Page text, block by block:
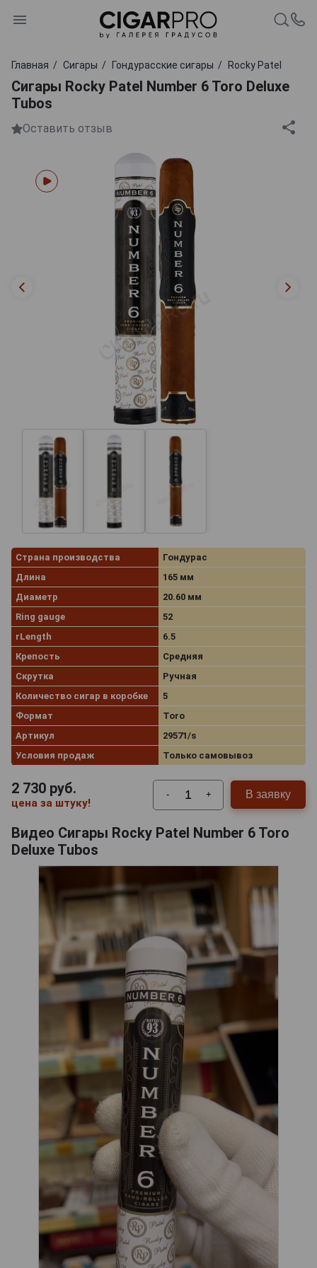
Главная Сигары Гондурасские сигары Rocky Patel
Сигары Rocky Patel Number 6 Toro Deluxe
Tubos
Оставить отзыв
Страна производства
Гондурас
Длина
165 мм
Диаметр
20.60 мм
Ring gauge
52
rLength
6.5
Крепость
Средняя
Скрутка
Ручная
Количество сигар в коробке
5
Формат
Toro
Артикул
29571/s
Условия продаж
Только самовывоз
2 730 руб.
цена за штуку!
- + В заявку
Видео Сигары Rocky Patel Number 6 Toro
Deluxe Tubos